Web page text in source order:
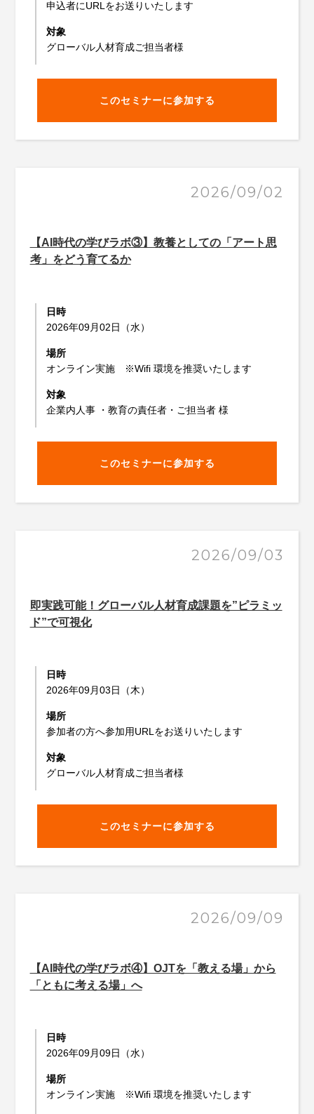
申込者にURLをお送りいたします
対象
グローバル人材育成ご担当者様
このセミナーに参加する
2026/09/02
【AI時代の学びラボ③】教養としての「アート思
考」をどう育てるか
日時
2026年09月02日（水）
場所
オンライン実施 ※Wifi 環境を推奨いたします
対象
企業内人事 ・教育の責任者・ご担当者 様
このセミナーに参加する
2026/09/03
即実践可能！グローバル人材育成課題を”ピラミッ
ド”で可視化
日時
2026年09月03日（木）
場所
参加者の方へ参加用URLをお送りいたします
対象
グローバル人材育成ご担当者様
このセミナーに参加する
2026/09/09
【AI時代の学びラボ④】OJTを「教える場」から
「ともに考える場」へ
日時
2026年09月09日（水）
場所
オンライン実施 ※Wifi 環境を推奨いたします